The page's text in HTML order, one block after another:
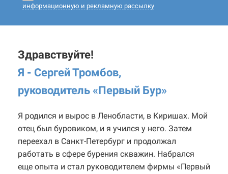
информационную и рекламную рассылку
Здравствуйте!
Я - Сергей Тромбов,
руководитель «Первый Бур»
Я родился и вырос в Ленобласти, в Киришах. Мой
отец был буровиком, и я учился у него. Затем
переехал в Санкт-Петербург и продолжал
работать в сфере бурения скважин. Набрался
еще опыта и стал руководителем фирмы «Первый